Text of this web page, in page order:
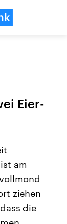
Beiträge,
und
die Vereinigten
Ländern
Einfluss auf
Eier-
am
ziehen
die